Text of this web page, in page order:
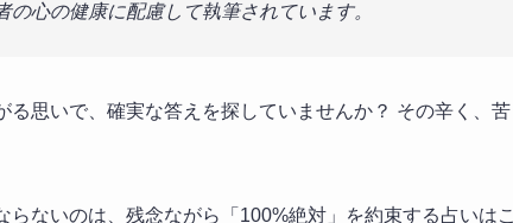
心の健康に配慮して執筆されています。
思いで、確実な答えを探していませんか？ その辛く、苦
ないのは、残念ながら「100%絶対」を約束する占いはこ